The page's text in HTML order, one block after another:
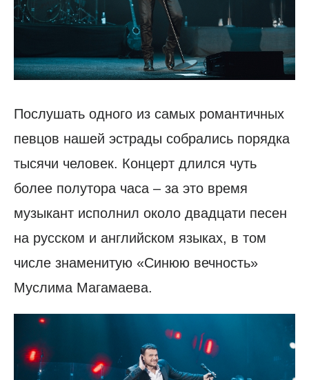
Послушать одного из самых романтичных
певцов нашей эстрады собрались порядка
тысячи человек. Концерт длился чуть
более полутора часа – за это время
музыкант исполнил около двадцати песен
на русском и английском языках, в том
числе знаменитую «Синюю вечность»
Муслима Магамаева.